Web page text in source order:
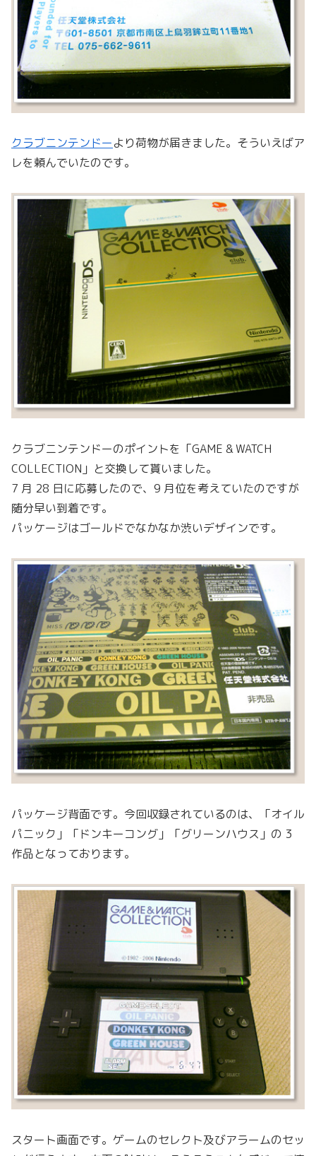
クラブニンテンドーより荷物が届きました。そういえばア
レを頼んでいたのです。
クラブニンテンドーのポイントを「GAME & WATCH
COLLECTION」と交換して貰いました。
7 月 28 日に応募したので、9 月位を考えていたのですが
随分早い到着です。
パッケージはゴールドでなかなか渋いデザインです。
パッケージ背面です。今回収録されているのは、「オイル
パニック」「ドンキーコング」「グリーンハウス」の 3
作品となっております。
スタート画面です。ゲームのセレクト及びアラームのセッ